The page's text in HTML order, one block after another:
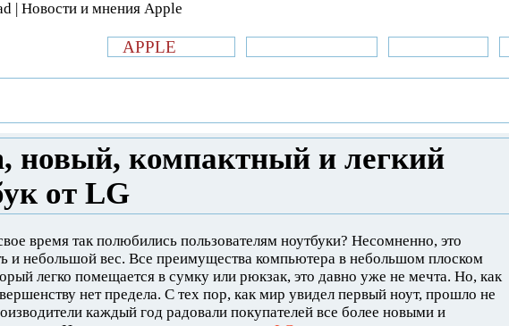
APPLE
новый, компактный и легкий
от LG
время так полюбились пользователям ноутбуки? Несомненно, это
и небольшой вес. Все преимущества компьютера в небольшом плоском
легко помещается в сумку или рюкзак, это давно уже не мечта. Но, как
нет предела. С тех пор, как мир увидел первый ноут, прошло не
каждый год радовали покупателей все более новыми и